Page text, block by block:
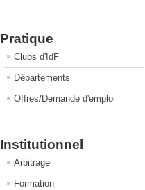
Pratique
Clubs d'IdF
Départements
Offres/Demande d'emploi
Institutionnel
Arbitrage
Formation